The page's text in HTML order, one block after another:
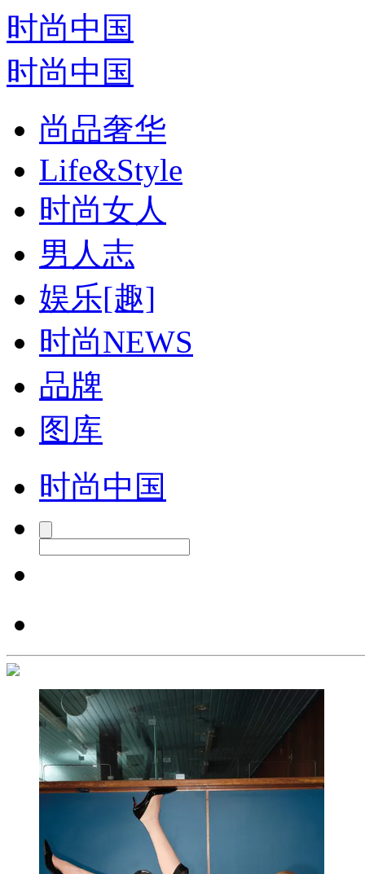
时尚中国
时尚中国
尚品奢华
Life&Style
时尚女人
男人志
娱乐[趣]
时尚NEWS
品牌
图库
时尚中国